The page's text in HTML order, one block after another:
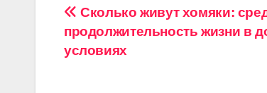
Навигация
по
Сколько живут хомяки:
продолжительность жизни в
условиях